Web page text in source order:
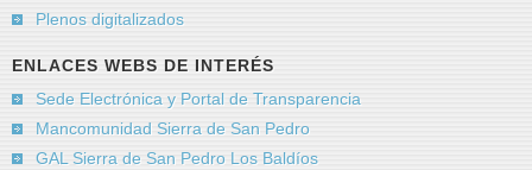
Plenos digitalizados
ENLACES WEBS DE INTERÉS
Sede Electrónica y Portal de Transparencia
Mancomunidad Sierra de San Pedro
GAL Sierra de San Pedro Los Baldíos